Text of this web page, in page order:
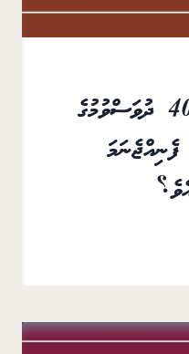
ނިފާސްކަމުގެ ލޭ އައުން 40 ދުވަސްވުމުގެ